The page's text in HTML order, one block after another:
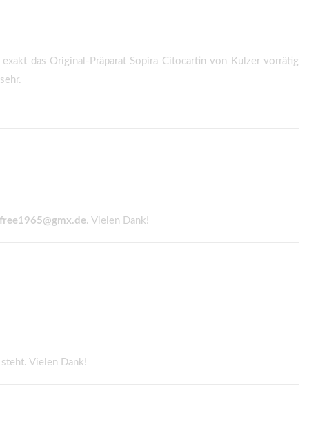
das Original-Präparat Sopira Citocartin von Kulzer vorrätig
free1965@gmx.de. Vielen Dank!
Vielen Dank!